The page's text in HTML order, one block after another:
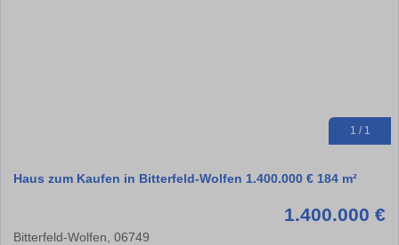
1 / 1
Haus zum Kaufen in Bitterfeld-Wolfen 1.400.000 € 184 m²
1.400.000 €
Bitterfeld-Wolfen, 06749